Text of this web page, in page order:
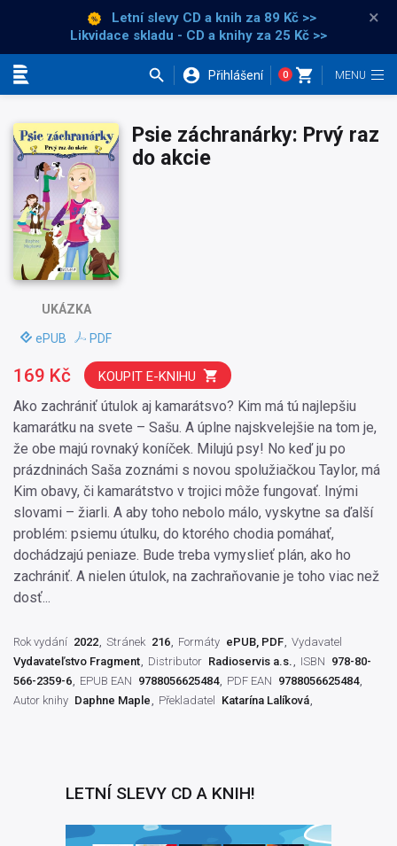
Letní slevy CD a knih za 89 Kč >>
Likvidace skladu - CD a knihy za 25 Kč >>
×
Přihlášení 0
UKÁZKA
ePUB PDF
Psie záchranárky: Prvý raz
do akcie
Ako zachrániť útulok aj kamarátsvo? Kim má tú najlepšiu
kamarátku na svete – Sašu. A úplne najskvelejšie na tom je,
že obe majú rovnaký koníček. Milujú psy! No keď ju po
prázdninách Saša zoznámi s novou spolužiačkou Taylor, má
Kim obavy, či kamarátstvo v trojici môže fungovať. Inými
slovami – žiarli. A aby toho nebolo málo, vyskytne sa ďalší
problém: psiemu útulku, do ktorého chodia pomáhať,
dochádzajú peniaze. Bude treba vymyslieť plán, ako ho
zachrániť. A nielen útulok, na zachraňovanie je toho viac než
dosť...
169 Kč KOUPIT E-KNIHU
Rok vydání 2022 Stránek 216 Formáty ePUB, PDF Vydavatel
Vydavateľstvo Fragment
Distributor Radioservis a.s. ISBN 978-80-
566-2359-6
EPUB EAN 9788056625484 PDF EAN 9788056625484
Autor knihy Daphne Maple Překladatel Katarína Lalíková
LETNÍ SLEVY CD A KNIH!